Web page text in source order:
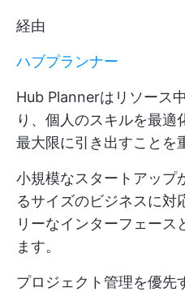
経由
ハブプランナー
Hub Plannerはリソース
り、個人のスキルを最適
最大限に引き出すことを
小規模なスタートアップ
るサイズのビジネスに対
リーなインターフェース
ます。
プロジェクト管理を優先